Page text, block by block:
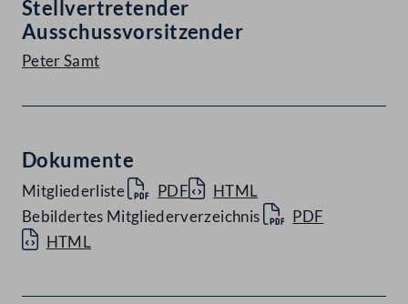
Stellvertretender
Ausschussvorsitzender
Peter Samt
Dokumente
Mitgliederliste PDF
HTML
Bebildertes Mitgliederverzeichnis
PDF
HTML